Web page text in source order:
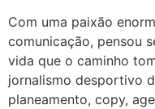
Com uma paixão
comunicação, pensou
vida que o caminho
jornalismo desportivo
planeamento, copy,